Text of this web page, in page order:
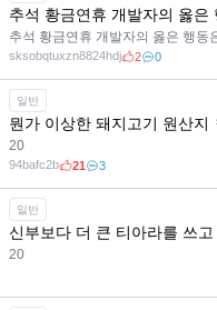
추석 황금연휴 개발자의 옳은
추석 황금연휴 개발자의 옳은 행동
sksobqtuxzn8824hdj 2 0
일반
뭔가 이상한 돼지고기 원산지
20
94bafc2b 21 3
일반
신부보다 더 큰 티아라를 쓰
20